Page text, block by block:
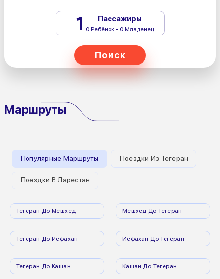
1 Пассажиры
0 Ребёнок - 0 Младенец
Поиск
Маршруты
Популярные Маршруты Поездки Из Тегеран
Поездки В Ларестан
Тегеран До Мешхед Мешхед До Тегеран
Тегеран До Исфахан Исфахан До Тегеран
Тегеран До Кашан Кашан До Тегеран